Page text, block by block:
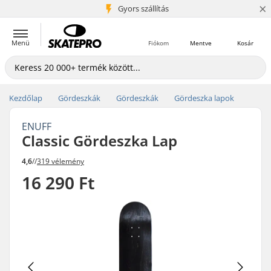
Gyors szállítás
5+ millió ügyfél ×
Menü Kosár
Mentve
Fiókom
Kezdőlap Gördeszkák Gördeszkák Gördeszka lapok
ENUFF
Classic Gördeszka Lap
4,6//319 vélemény
16 290 Ft